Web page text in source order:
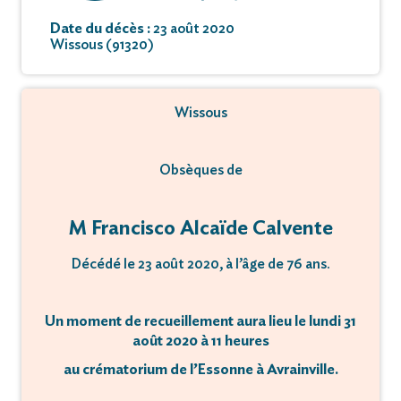
Date du décès :23 août 2020
Wissous (91320)
Wissous
Obsèques de
M Francisco Alcaïde Calvente
Décédé le 23 août 2020, à l’âge de 76 ans.
Un moment de recueillement aura lieu le lundi 31
août 2020 à 11 heures
au crématorium de l’Essonne à Avrainville.